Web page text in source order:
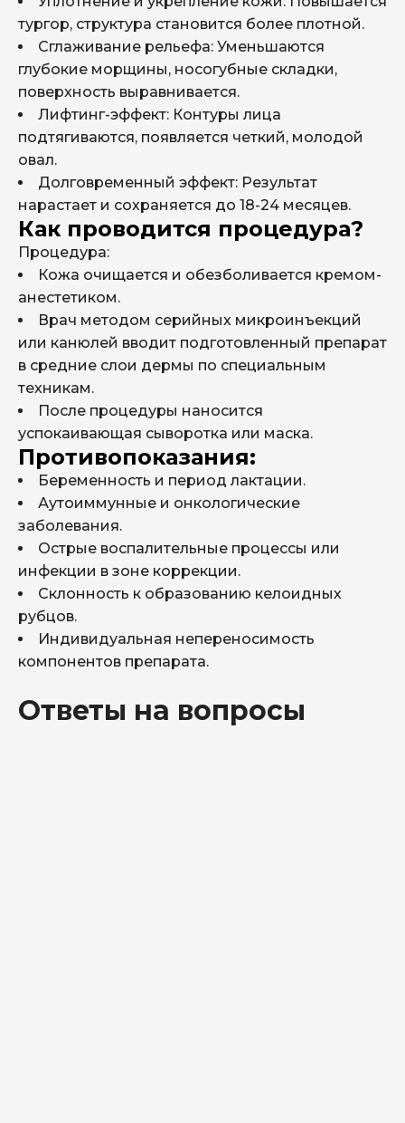
тургор, структура становится более плотной.
Сглаживание рельефа: Уменьшаются
глубокие морщины, носогубные складки,
поверхность выравнивается.
Лифтинг-эффект: Контуры лица
подтягиваются, появляется четкий, молодой
овал.
Долговременный эффект: Результат
нарастает и сохраняется до 18-24 месяцев.
Как проводится процедура?
Процедура:
Кожа очищается и обезболивается кремом-
анестетиком.
Врач методом серийных микроинъекций
или канюлей вводит подготовленный препарат
в средние слои дермы по специальным
техникам.
После процедуры наносится
успокаивающая сыворотка или маска.
Противопоказания:
Беременность и период лактации.
Аутоиммунные и онкологические
заболевания.
Острые воспалительные процессы или
инфекции в зоне коррекции.
Склонность к образованию келоидных
рубцов.
Индивидуальная непереносимость
компонентов препарата.
Ответы на вопросы